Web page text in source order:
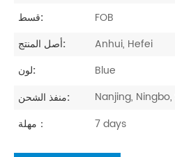
قسط:
FOB
أصل المنتج:
Anhui, Hefei
لون:
Blue
منفذ الشحن:
Nanjing,
مهلة：
7 days